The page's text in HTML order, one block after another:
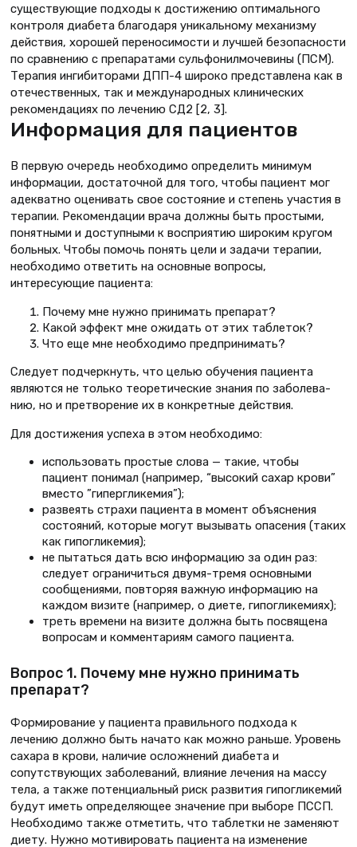
существующие подходы к достижению оптимального
контроля диабета благодаря уникальному меха­низму
действия, хорошей переноси­мости и лучшей безопасности
по срав­нению с препаратами сульфонилмочевины (ПСМ).
Терапия ингибиторами ДПП-4 широко представлена как в
отечественных, так и международных клинических
рекомендациях по лече­нию СД2 [2, 3].
Информация для пациентов
В первую очередь необходимо определить минимум
информации, достаточной для того, чтобы пациент мог
адекватно оценивать свое состо­яние и степень участия в
терапии. Рекомендации врача должны быть простыми,
понятными и доступными к восприятию широким кругом
боль­ных. Чтобы помочь понять цели и задачи терапии,
необходимо ответить на основные вопросы,
интересующие пациента:
Почему мне нужно принимать пре­парат?
Какой эффект мне ожидать от этих таблеток?
Что еще мне необходимо предпри­нимать?
Следует подчеркнуть, что целью обучения пациента
являются не толь­ко теоретические знания по заболева­
нию, но и претворение их в конкрет­ные действия.
Для достижения успеха в этом необходимо:
использовать простые слова — такие, чтобы
пациент понимал (например, “высокий сахар крови”
вместо ”гипергликемия”);
развеять страхи пациента в момент объяснения
состояний, которые могут вызывать опасения (таких
как гипогликемия);
не пытаться дать всю информацию за один раз:
следует ограничиться двумя-тремя основными
сообще­ниями, повторяя важную информа­цию на
каждом визите (например, о диете, гипогликемиях);
треть времени на визите должна быть посвящена
вопросам и ком­ментариям самого пациента.
Вопрос 1. Почему мне нужно принимать
препарат?
Формирование у пациента пра­вильного подхода к
лечению долж­но быть начато как можно раньше. Уровень
сахара в крови, наличие осложнений диабета и
сопутствую­щих заболеваний, влияние лечения на массу
тела, а также потенциальный риск развития гипогликемий
будут иметь определяющее значение при выборе ПССП.
Необходимо также отметить, что таблетки не заменяют
диету. Нужно мотивировать пациента на изменение